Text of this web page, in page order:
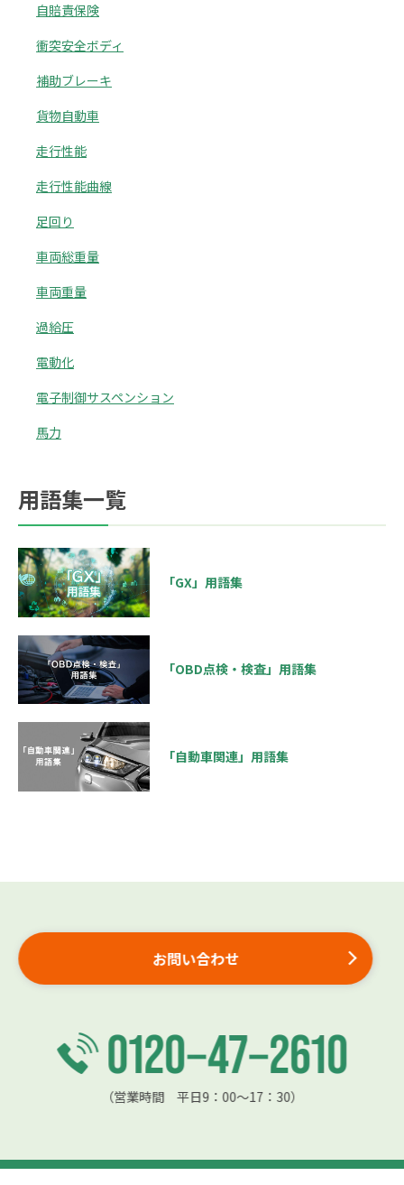
自賠責保険
衝突安全ボディ
補助ブレーキ
貨物自動車
走行性能
走行性能曲線
足回り
車両総重量
車両重量
過給圧
電動化
電子制御サスペンション
馬力
用語集一覧
「GX」用語集
「OBD点検・検査」用語集
「自動車関連」用語集
お問い合わせ
（営業時間 平日9：00〜17：30）